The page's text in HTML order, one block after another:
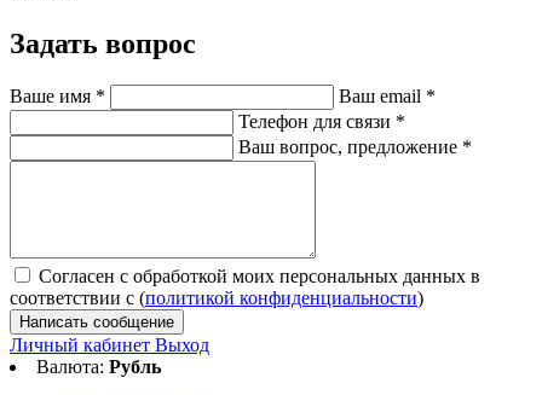
Задать вопрос
Ваше имя * Ваш email *
Телефон для связи *
Ваш вопрос, предложение *
Согласен с обработкой моих персональных данных в
соответствии с (политикой конфиденциальности)
Написать сообщение
Личный кабинет Выход
Валюта: Рубль